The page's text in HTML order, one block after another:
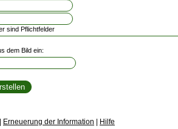
sind Pflichtfelder
dem Bild ein:
Erneuerung der Information Hilfe